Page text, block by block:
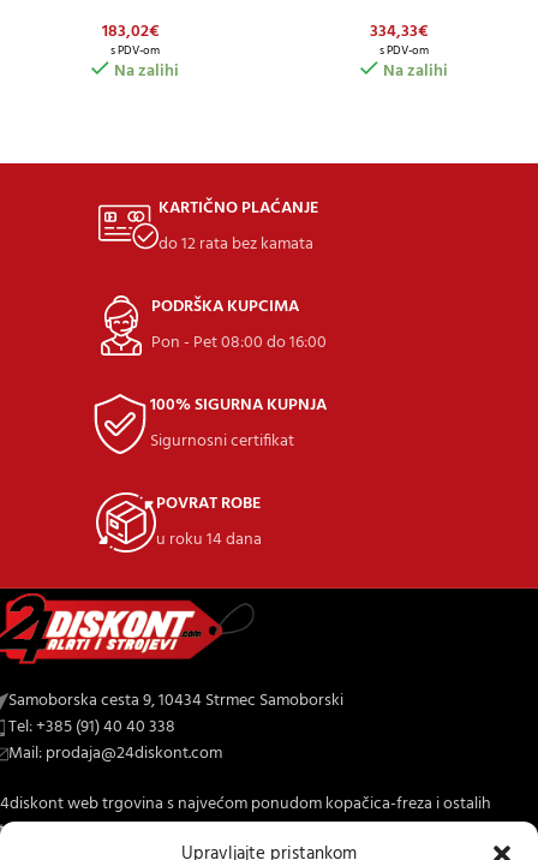
Upravljajte pristankom
183,02€
s PDV-om
Na zalihi
334,33€
s PDV-om
Na zalihi
KARTIČNO PLAĆANJE
do 12 rata bez kamata
PODRŠKA KUPCIMA
Pon - Pet 08:00 do 16:00
100% SIGURNA KUPNJA
Sigurnosni certifikat
POVRAT ROBE
u roku 14 dana
Samoborska cesta 9, 10434 Strmec Samoborski
Tel: +385 (91) 40 40 338
Mail: prodaja@24diskont.com
web trgovina s najvećom ponudom kopačica-freza i ostalih
za dom i vrt.